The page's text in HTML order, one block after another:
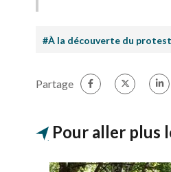
#À la découverte du
Partage
Pour aller plus